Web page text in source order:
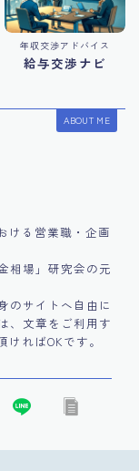
年収交渉アドバイス
給与交渉ナビ
ABOUT ME
ける営業職・企画
相場」研究会の元
のサイトへ自由に
、文章をご利用す
ればOKです。